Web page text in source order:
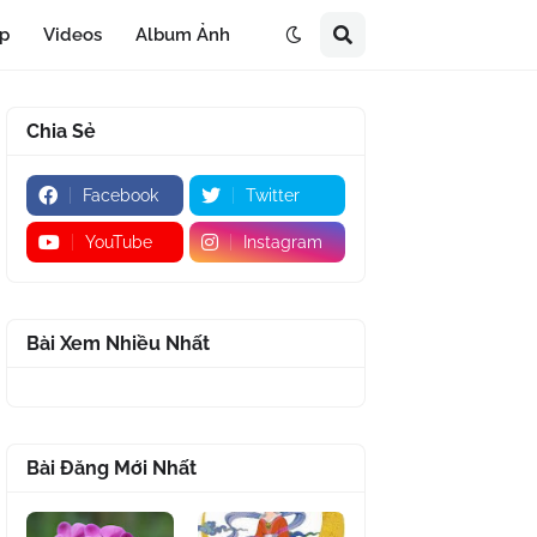
Videos Album Ảnh
Chia Sẻ
Facebook Twitter
YouTube Instagram
Bài Xem Nhiều Nhất
Bài Đăng Mới Nhất